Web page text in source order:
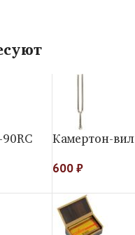
Камертон-
600₽